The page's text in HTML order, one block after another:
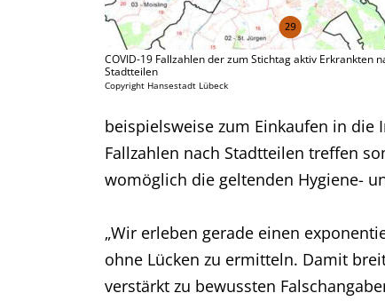
COVID-19 Fallzahlen der zum Stichtag aktiv Erkrankten
Stadtteilen
Copyright Hansestadt Lübeck
beispielsweise zum Einkaufen in die
Fallzahlen nach Stadtteilen treffen
womöglich die geltenden Hygiene-
„Wir erleben gerade einen
ohne Lücken zu ermitteln. Damit
verstärkt zu bewussten